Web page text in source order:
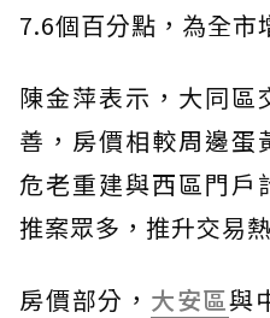
7.6個百分點，為全市
陳金萍表示，大同區
善，房價相較周邊蛋
危老重建與西區門戶
推案眾多，推升交易
房價部分， 大安區與